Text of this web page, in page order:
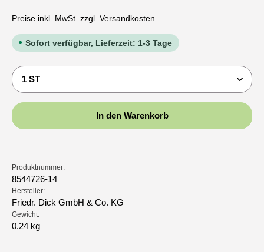
Preise inkl. MwSt. zzgl. Versandkosten
Sofort verfügbar, Lieferzeit: 1-3 Tage
Produkt Anzahl: Gib den gewünschten Wert ein
In den Warenkorb
Produktnummer:
8544726-14
Hersteller:
Friedr. Dick GmbH & Co. KG
Gewicht:
0.24 kg